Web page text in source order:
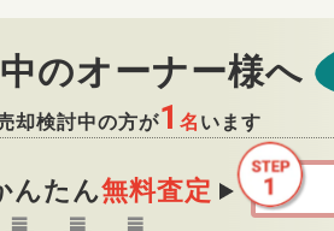
のオーナー様へ
却検討中の方が1 名 います
んたん無料査定